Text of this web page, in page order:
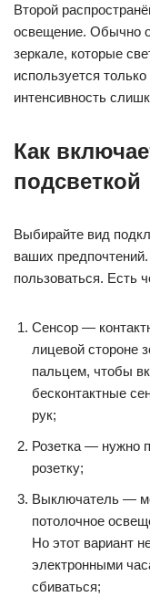
Второй
освещение. Обычно
зеркале, которые
используется
интенсивность
Как
подсветкой
Выбирайте вид
ваших
пользоваться. Есть
Сенсор —
лицевой стороне
пальцем, чтобы
бесконтактные
рук;
Розетка — нужно
розетку;
Выключатель —
потолочное
Но этот вариант
электронными
сбиваться;